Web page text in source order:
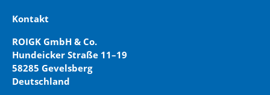
Kontakt
ROIGK GmbH & Co.
Hundeicker Straße 11–19
58285 Gevelsberg
Deutschland